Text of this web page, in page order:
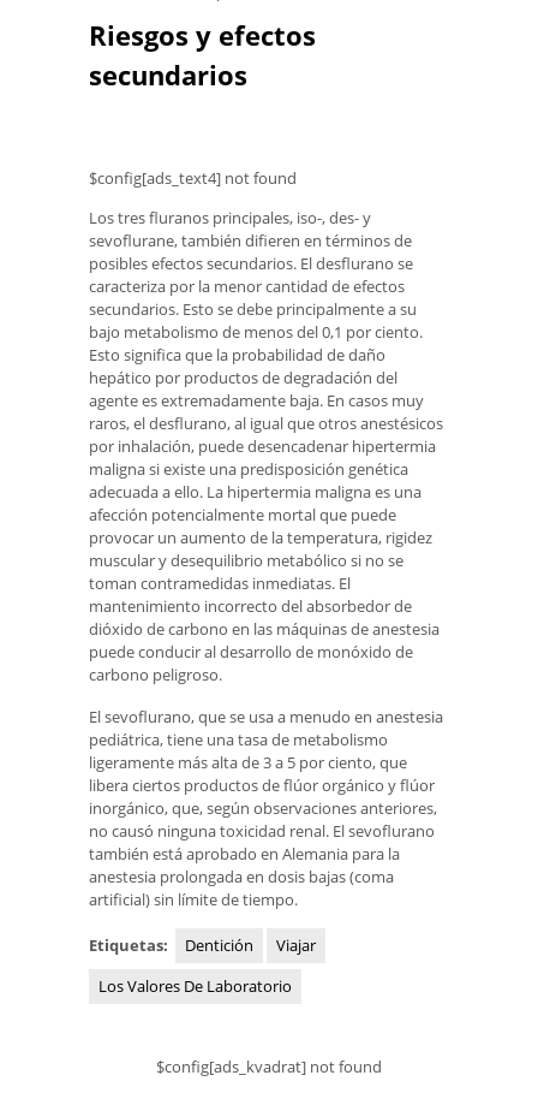
Riesgos y efectos
secundarios
$config[ads_text4] not found
Los tres fluranos principales, iso-, des- y
sevoflurane, también difieren en términos de
posibles efectos secundarios. El desflurano se
caracteriza por la menor cantidad de efectos
secundarios. Esto se debe principalmente a su
bajo metabolismo de menos del 0,1 por ciento.
Esto significa que la probabilidad de daño
hepático por productos de degradación del
agente es extremadamente baja. En casos muy
raros, el desflurano, al igual que otros anestésicos
por inhalación, puede desencadenar hipertermia
maligna si existe una predisposición genética
adecuada a ello. La hipertermia maligna es una
afección potencialmente mortal que puede
provocar un aumento de la temperatura, rigidez
muscular y desequilibrio metabólico si no se
toman contramedidas inmediatas. El
mantenimiento incorrecto del absorbedor de
dióxido de carbono en las máquinas de anestesia
puede conducir al desarrollo de monóxido de
carbono peligroso.
El sevoflurano, que se usa a menudo en anestesia
pediátrica, tiene una tasa de metabolismo
ligeramente más alta de 3 a 5 por ciento, que
libera ciertos productos de flúor orgánico y flúor
inorgánico, que, según observaciones anteriores,
no causó ninguna toxicidad renal. El sevoflurano
también está aprobado en Alemania para la
anestesia prolongada en dosis bajas (coma
artificial) sin límite de tiempo.
Etiquetas: Dentición
Viajar
Los Valores De Laboratorio
$config[ads_kvadrat] not found